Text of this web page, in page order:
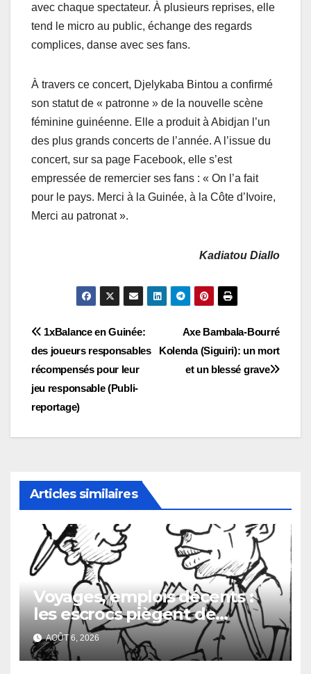
avec chaque spectateur. À plusieurs reprises, elle
tend le micro au public, échange des regards
complices, danse avec ses fans.
À travers ce concert, Djelykaba Bintou a confirmé
son statut de « patronne » de la nouvelle scène
féminine guinéenne. Elle a produit à Abidjan l’un
des plus grands concerts de l’année. A l’issue du
concert, sur sa page Facebook, elle s’est
empressée de remercier ses fans : « On l’a fait
pour le pays. Merci à la Guinée, à la Côte d’Ivoire,
Merci au patronat ».
Kadiatou Diallo
Navigation
de
l’article
Axe Bambala-Bourré
Kolenda (Siguiri): un mort
et un blessé grave
1xBalance en Guinée:
des joueurs responsables
récompensés pour leur
jeu responsable (Publi-
reportage)
Articles similaires
Voyages, emplois décents :
les escrocs piègent de
nombreux jeunes
AOÛT 6, 2026